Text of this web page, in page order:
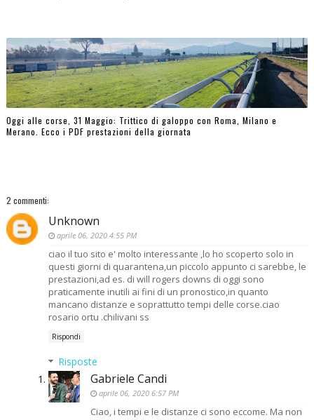
Oggi alle corse, 31 Maggio: Trittico di galoppo con Roma, Milano e
Merano. Ecco i PDF prestazioni della giornata
2 commenti:
Unknown
aprile 06, 2020 4:55 PM
ciao il tuo sito e' molto interessante ,lo ho scoperto solo in
questi giorni di quarantena,un piccolo appunto ci sarebbe, le
prestazioni,ad es. di will rogers downs di oggi sono
praticamente inutili ai fini di un pronostico,in quanto
mancano distanze e soprattutto tempi delle corse.ciao
rosario ortu .chilivani ss
Rispondi
Risposte
Gabriele Candi
aprile 06, 2020 6:57 PM
Ciao, i tempi e le distanze ci sono eccome. Ma non